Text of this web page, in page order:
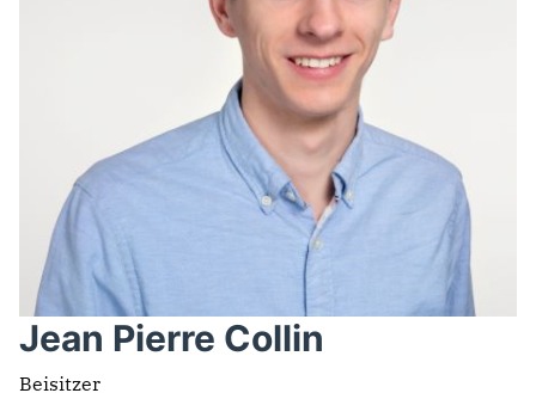
Jean Pierre Collin
Beisitzer